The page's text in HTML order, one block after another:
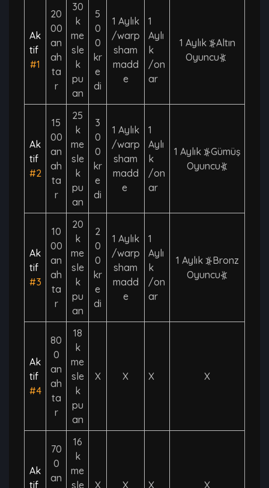
Ak
tif
#1
20
00
an
ah
ta
r
30
k
me
sle
k
pu
an
5
0
0
kr
e
di
1 Aylık
/warp
sham
madd
e
1
Aylı
k
/on
ar
1 Aylık ⦕Altın
Oyuncu⦖
Ak
tif
#2
15
00
an
ah
ta
r
25
k
me
sle
k
pu
an
3
0
0
kr
e
di
1 Aylık
/warp
sham
madd
e
1
Aylı
k
/on
ar
1 Aylık ⦕Gümüş
Oyuncu⦖
Ak
tif
#3
10
00
an
ah
ta
r
20
k
me
sle
k
pu
an
2
0
0
kr
e
di
1 Aylık
/warp
sham
madd
e
1
Aylı
k
/on
ar
1 Aylık ⦕Bronz
Oyuncu⦖
Ak
tif
#4
80
0
an
ah
ta
r
18
k
me
sle
k
pu
an
X X X X
Ak
tif
70
0
an
16
k
me
sle
X X X X